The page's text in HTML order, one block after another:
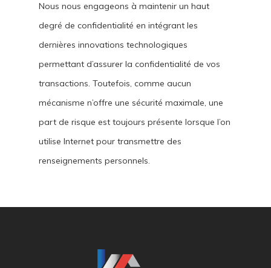
Nous nous engageons à maintenir un haut
degré de confidentialité en intégrant les
dernières innovations technologiques
permettant d’assurer la confidentialité de vos
transactions. Toutefois, comme aucun
mécanisme n’offre une sécurité maximale, une
part de risque est toujours présente lorsque l’on
utilise Internet pour transmettre des
renseignements personnels.